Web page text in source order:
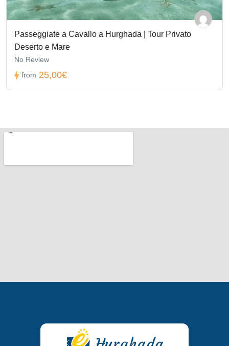
Passeggiate a Cavallo a Hurghada | Tour Privato
Deserto e Mare
No Review
from 25,00€